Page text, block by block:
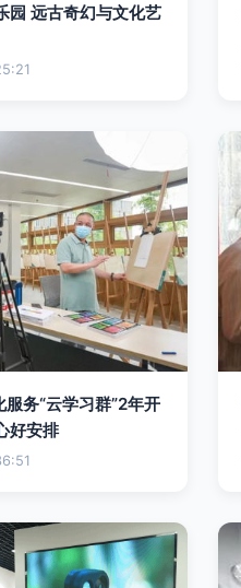
园 远古奇幻与文化艺
务“云学习群”2年开
好安排